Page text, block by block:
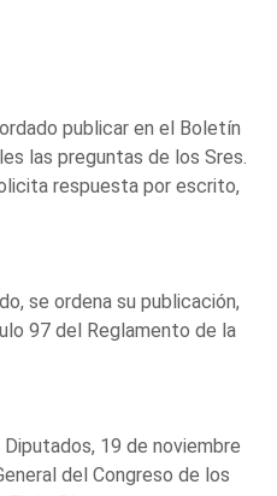
publicar en el Boletín
las preguntas de los Sres.
respuesta por escrito,
se ordena su publicación,
97 del Reglamento de la
19 de noviembre
del Congreso de los